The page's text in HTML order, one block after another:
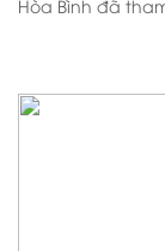
Hòa Bình đã